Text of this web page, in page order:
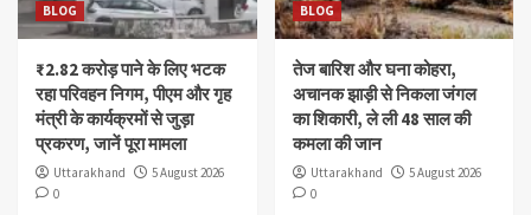
BLOG
₹2.82 करोड़ पाने के लिए भटक
रहा परिवहन निगम, पीएम और गृह
मंत्री के कार्यक्रमों से जुड़ा
प्रकरण, जानें पूरा मामला
Uttarakhand
5 August 2026
0
BLOG
तेज बारिश और घना कोहरा,
अचानक झाड़ी से निकला जंगल
का शिकारी, ले ली 48 साल की
कमला की जान
Uttarakhand
5 August 2026
0